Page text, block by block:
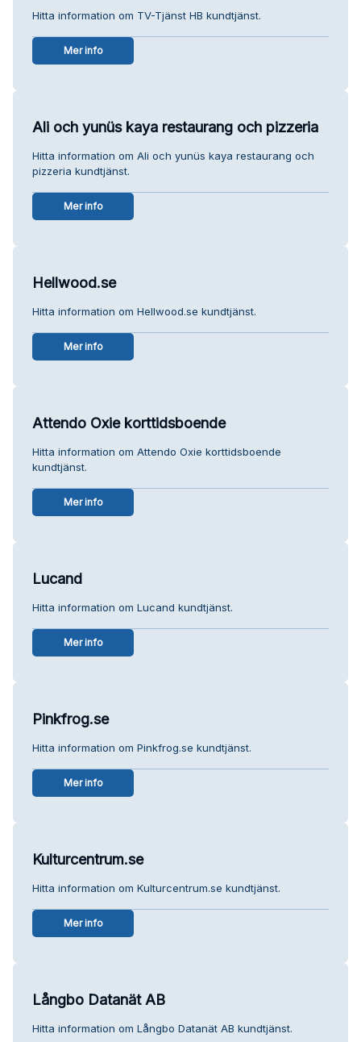
Hitta information om TV-Tjänst HB kundtjänst.
Mer info
Ali och yunüs kaya restaurang och pizzeria
Hitta information om Ali och yunüs kaya restaurang och
pizzeria kundtjänst.
Mer info
Hellwood.se
Hitta information om Hellwood.se kundtjänst.
Mer info
Attendo Oxie korttidsboende
Hitta information om Attendo Oxie korttidsboende
kundtjänst.
Mer info
Lucand
Hitta information om Lucand kundtjänst.
Mer info
Pinkfrog.se
Hitta information om Pinkfrog.se kundtjänst.
Mer info
Kulturcentrum.se
Hitta information om Kulturcentrum.se kundtjänst.
Mer info
Långbo Datanät AB
Hitta information om Långbo Datanät AB kundtjänst.